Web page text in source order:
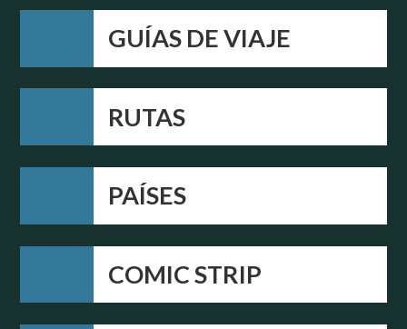
GUÍAS DE VIAJE
RUTAS
PAÍSES
COMIC STRIP